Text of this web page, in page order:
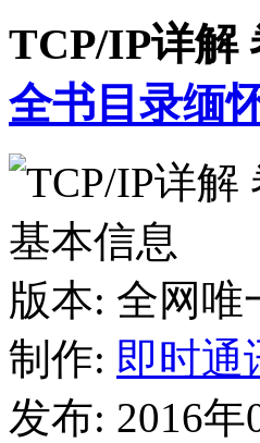
TCP/IP详解
全书目录缅
基本信息
版本: 全网唯
制作: 即时通
发布: 2016年